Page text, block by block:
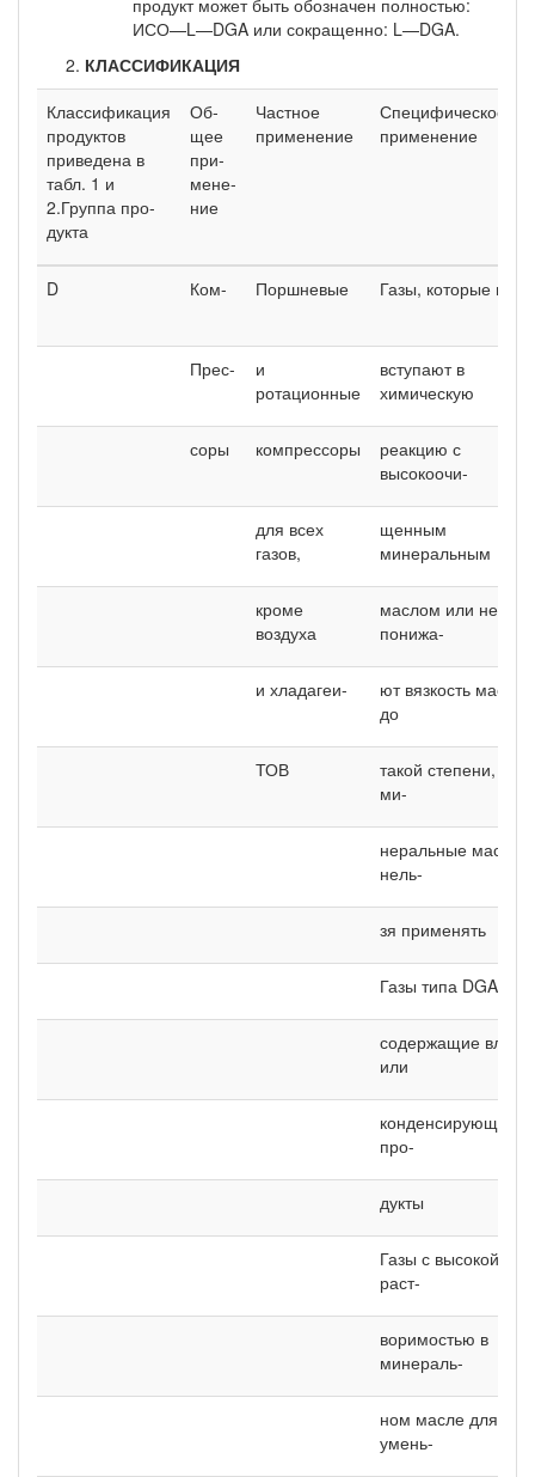
ИСО—L—DGA или сокращенно: L—DGA.
КЛАССИФИКАЦИЯ
Классификация
продуктов
приведена в
табл. 1 и
2.Груп­па про­
дук­та
Об­
щее
при­
мене­
ние
Частное
применение
Специфическое
применение
D Ком- Поршневые Газы, которые не
Прес-
и
ротационные
вступают в
химическую
соры компрессоры
реакцию с
высокоочи-
для всех
газов,
щенным
минеральным
кроме
воздуха
маслом или не
понижа-
и хладагеи-
ют вязкость масла
до
ТОВ
такой степени, что
ми-
неральные масла
нель-
зя применять
Газы типа DGA, но
содержащие влагу
или
конденсирующиеся
про-
дукты
Газы с высокой
раст-
воримостью в
минераль-
ном масле для
умень-